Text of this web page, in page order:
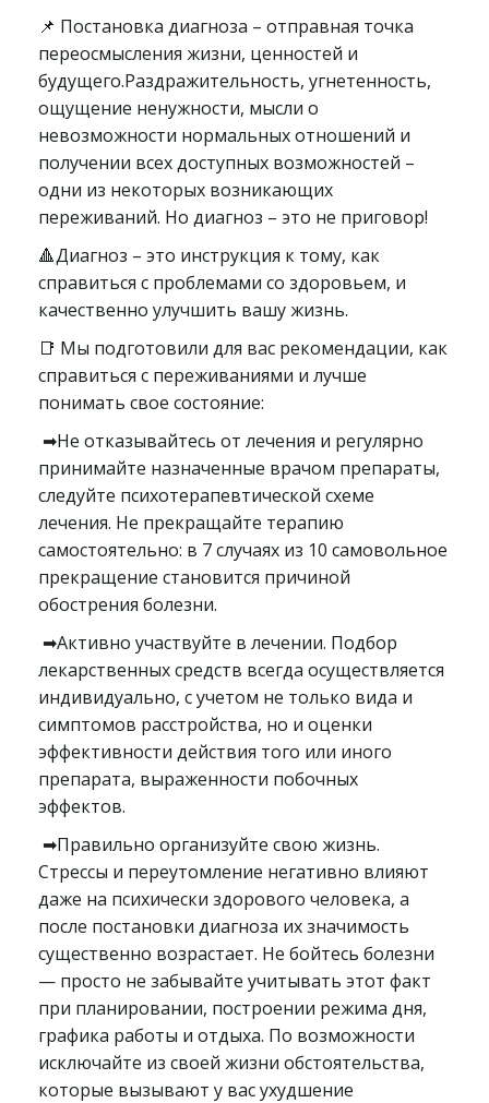
📌 Постановка диагноза – отправная точка
переосмысления жизни, ценностей и
будущего.Раздражительность, угнетенность,
ощущение ненужности, мысли о
невозможности нормальных отношений и
получении всех доступных возможностей –
одни из некоторых возникающих
переживаний. Но диагноз – это не приговор!
🔺Диагноз – это инструкция к тому, как
справиться с проблемами со здоровьем, и
качественно улучшить вашу жизнь.
📑 Мы подготовили для вас рекомендации, как
справиться с переживаниями и лучше
понимать свое состояние:
➡Не отказывайтесь от лечения и регулярно
принимайте назначенные врачом препараты,
следуйте психотерапевтической схеме
лечения. Не прекращайте терапию
самостоятельно: в 7 случаях из 10 самовольное
прекращение становится причиной
обострения болезни.
➡Активно участвуйте в лечении. Подбор
лекарственных средств всегда осуществляется
индивидуально, с учетом не только вида и
симптомов расстройства, но и оценки
эффективности действия того или иного
препарата, выраженности побочных
эффектов.
➡Правильно организуйте свою жизнь.
Стрессы и переутомление негативно влияют
даже на психически здорового человека, а
после постановки диагноза их значимость
существенно возрастает. Не бойтесь болезни
— просто не забывайте учитывать этот факт
при планировании, построении режима дня,
графика работы и отдыха. По возможности
исключайте из своей жизни обстоятельства,
которые вызывают у вас ухудшение